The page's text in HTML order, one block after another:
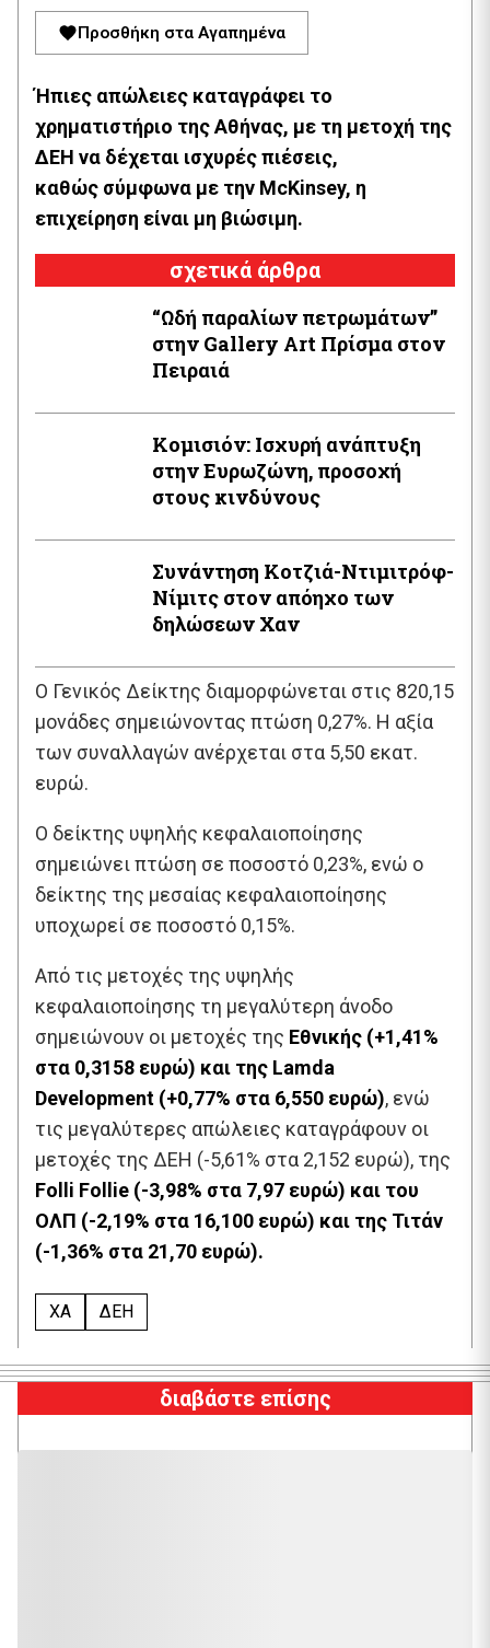
Προσθήκη στα Αγαπημένα
Ήπιες απώλειες καταγράφει το
χρηματιστήριο της Αθήνας, με τη μετοχή της
ΔΕΗ να δέχεται ισχυρές πιέσεις,
καθώς σύμφωνα με την McKinsey, η
επιχείρηση είναι μη βιώσιμη.
σχετικά άρθρα
“Ωδή παραλίων πετρωμάτων”
στην Gallery Art Πρίσμα στον
Πειραιά
Κομισιόν: Ισχυρή ανάπτυξη
στην Ευρωζώνη, προσοχή
στους κινδύνους
Συνάντηση Κοτζιά-Ντιμιτρόφ-
Νίμιτς στον απόηχο των
δηλώσεων Χαν
O Γενικός Δείκτης διαμορφώνεται στις 820,15
μονάδες σημειώνοντας πτώση 0,27%. Η αξία
των συναλλαγών ανέρχεται στα 5,50 εκατ.
ευρώ.
Ο δείκτης υψηλής κεφαλαιοποίησης
σημειώνει πτώση σε ποσοστό 0,23%, ενώ ο
δείκτης της μεσαίας κεφαλαιοποίησης
υποχωρεί σε ποσοστό 0,15%.
Από τις μετοχές της υψηλής
κεφαλαιοποίησης τη μεγαλύτερη άνοδο
σημειώνουν οι μετοχές της Εθνικής (+1,41%
στα 0,3158 ευρώ) και της Lamda
Development (+0,77% στα 6,550 ευρώ), ενώ
τις μεγαλύτερες απώλειες καταγράφουν οι
μετοχές της ΔΕΗ (-5,61% στα 2,152 ευρώ), της
Folli Follie (-3,98% στα 7,97 ευρώ) και του
ΟΛΠ (-2,19% στα 16,100 ευρώ) και της Τιτάν
(-1,36% στα 21,70 ευρώ).
XA ΔΕΗ
διαβάστε επίσης